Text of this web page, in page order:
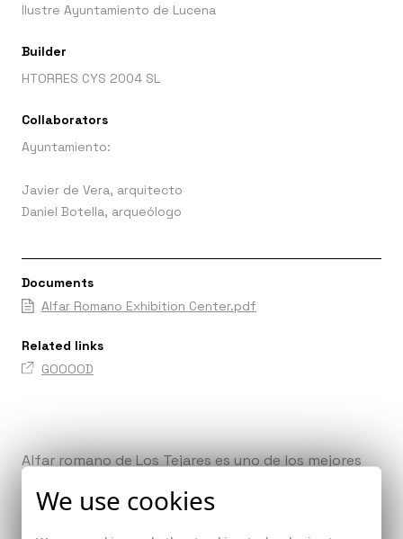
Ilustre Ayuntamiento de Lucena
Builder
HTORRES CYS 2004 SL
Collaborators
Ayuntamiento:
Javier de Vera, arquitecto
Daniel Botella, arqueólogo
Documents
Alfar Romano Exhibition Center.pdf
Related links
GOOOOD
Alfar romano de Los Tejares es uno de los mejores
nuestro país, tanto por su situación --junto a un
We use cookies